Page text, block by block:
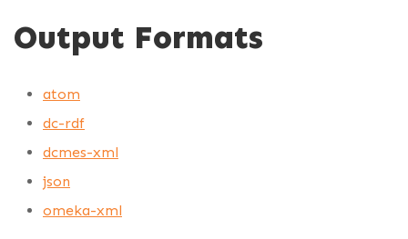
Output Formats
atom
dc-rdf
dcmes-xml
json
omeka-xml